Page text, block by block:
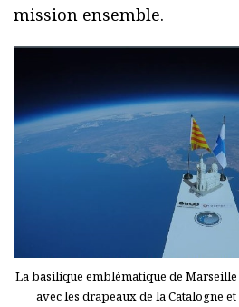
mission ensemble.
La basilique emblématique de Marseille
avec les drapeaux de la Catalogne